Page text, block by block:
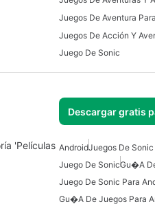
Juegos De Aventura
Juego De Sonic
Descargar gratis
'Películas AndroidJuegos De
Juego De SonicGu�a
Juego De Sonic Para
Gu�a De Juegos Para